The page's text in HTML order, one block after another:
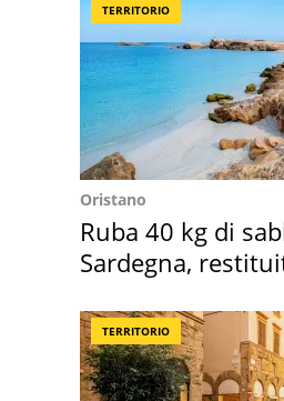
TERRITORIO
Oristano
Ruba 40 kg di
Sardegna,
TERRITORIO